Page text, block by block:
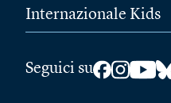
Internazionale Kids
Seguici su